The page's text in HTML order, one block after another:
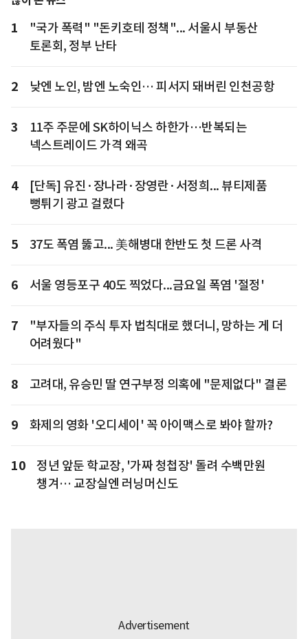
1
"국가 폭력" "돈키호테 정책"... 서울시 부동산
토론회, 정부 난타
2 낮엔 노인, 밤엔 노숙인… 피서지 돼버린 인천공항
3
11주 주문에 SK하이닉스 하한가…반복되는
넥스트레이드 가격 왜곡
4
[단독] 유진·장나라·장영란·서정희... 뷰티제품
뻥튀기 광고 걸렸다
5 37도 폭염 뚫고... 美해병대 한반도 첫 드론 사격
6 서울 영등포구 40도 찍었다...금요일 폭염 '절정'
7
"부자들의 주식 투자 법칙대로 했더니, 망하는 게 더
어려웠다"
8 고려대, 유승민 딸 연구부정 의혹에 "문제없다" 결론
9 화제의 영화 '오디세이' 꼭 아이맥스로 봐야 할까?
10
정년 앞둔 학교장, '가짜 청첩장' 돌려 수백만원
챙겨… 교장실엔 러닝머신도